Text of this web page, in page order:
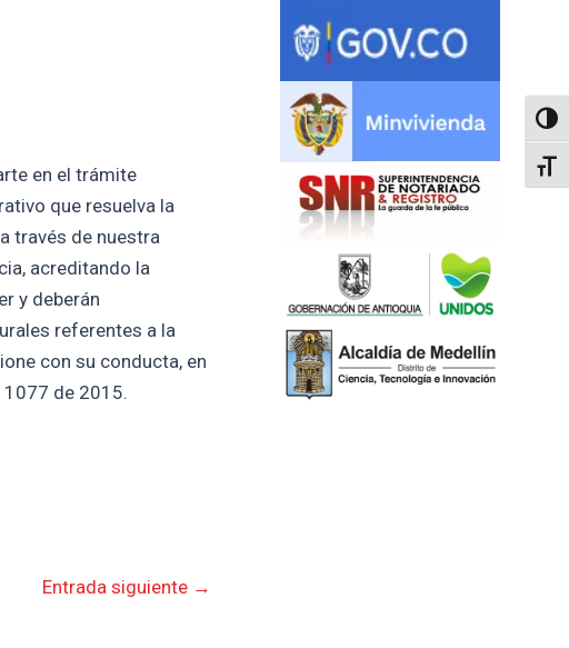
en el trámite
que resuelva la
través de nuestra
acreditando la
y deberán
referentes a la
con su conducta, en
de 2015.
Entrada siguiente →